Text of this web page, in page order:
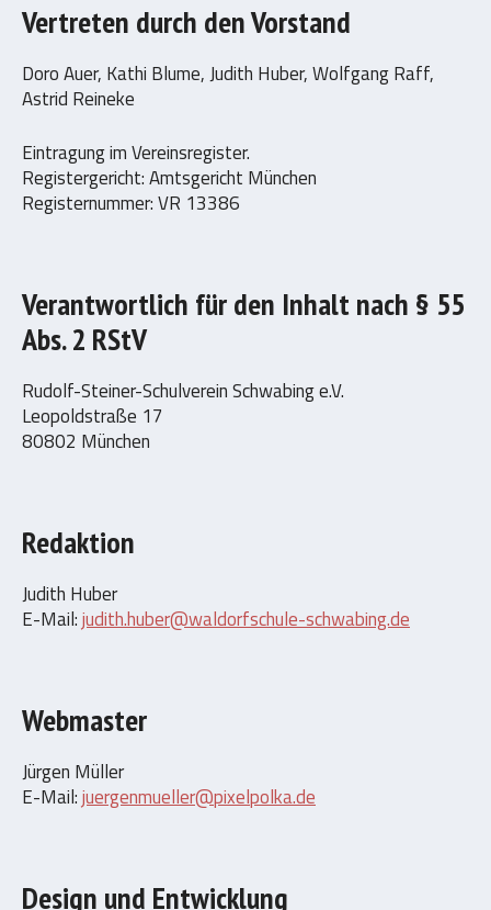
Vertreten durch den Vorstand
Doro Auer, Kathi Blume, Judith Huber, Wolfgang Raff,
Astrid Reineke
Eintragung im Vereinsregister.
Registergericht: Amtsgericht München
Registernummer: VR 13386
Verantwortlich für den Inhalt nach § 55
Abs. 2 RStV
Rudolf-Steiner-Schulverein Schwabing e.V.
Leopoldstraße 17
80802 München
Redaktion
Judith Huber
E-Mail:judith.huber@waldorfschule-schwabing.de
Webmaster
Jürgen Müller
E-Mail:juergenmueller@pixelpolka.de
Design und Entwicklung